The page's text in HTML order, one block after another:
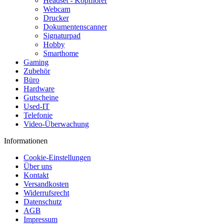
Webcam
Drucker
Dokumentenscanner
Signaturpad
Hobby
Smarthome
Gaming
Zubehör
Büro
Hardware
Gutscheine
Used-IT
Telefonie
Video-Überwachung
Informationen
Cookie-Einstellungen
Über uns
Kontakt
Versandkosten
Widerrufsrecht
Datenschutz
AGB
Impressum